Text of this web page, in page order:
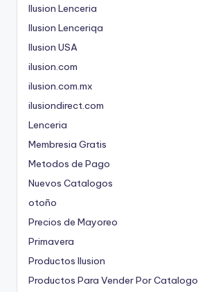
Ilusion Lenceria
Ilusion Lenceriqa
Ilusion USA
ilusion.com
ilusion.com.mx
ilusiondirect.com
Lenceria
Membresia Gratis
Metodos de Pago
Nuevos Catalogos
otoño
Precios de Mayoreo
Primavera
Productos Ilusion
Productos Para Vender Por Catalogo